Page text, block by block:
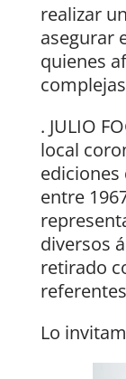
realizar
asegurar
quienes
. JULIO
local
ediciones
entre
diversos
retirado
Lo